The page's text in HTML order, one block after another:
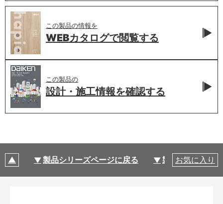
この製品の情報を
WEBカタログで閲覧する
この製品の
設計・施工情報を確認する
製品シリーズページに戻る 製品仕様
お気に入り